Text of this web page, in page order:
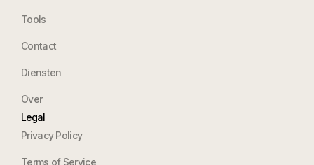
Tools
Contact
Diensten
Over
Legal
Privacy Policy
Terms of Service